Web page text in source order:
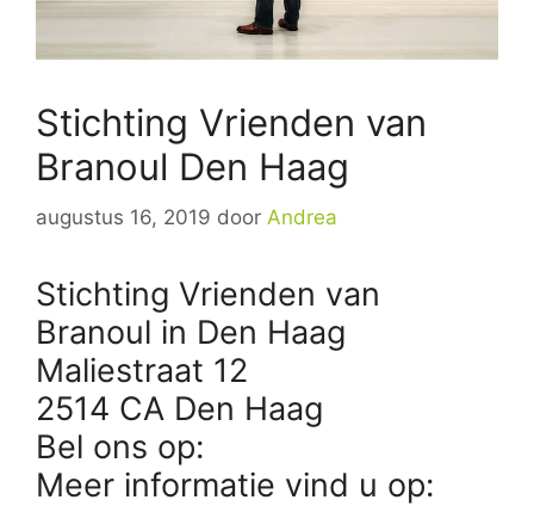
Stichting Vrienden van
Branoul Den Haag
augustus 16, 2019 door Andrea
Stichting Vrienden van
Branoul in Den Haag
Maliestraat 12
2514 CA Den Haag
Bel ons op:
Meer informatie vind u op: